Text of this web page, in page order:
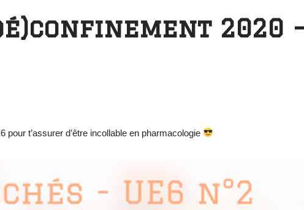
2020
pour t’assurer d’être incollable en pharmacologie